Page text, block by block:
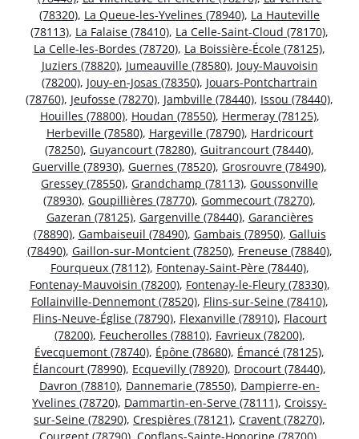
(78320), La Queue-les-Yvelines (78940), La Hauteville
(78113), La Falaise (78410), La Celle-Saint-Cloud (78170),
La Celle-les-Bordes (78720), La Boissière-École (78125),
Juziers (78820), Jumeauville (78580), Jouy-Mauvoisin
(78200), Jouy-en-Josas (78350), Jouars-Pontchartrain
(78760), Jeufosse (78270), Jambville (78440), Issou (78440),
Houilles (78800), Houdan (78550), Hermeray (78125),
Herbeville (78580), Hargeville (78790), Hardricourt
(78250), Guyancourt (78280), Guitrancourt (78440),
Guerville (78930), Guernes (78520), Grosrouvre (78490),
Gressey (78550), Grandchamp (78113), Goussonville
(78930), Goupillières (78770), Gommecourt (78270),
Gazeran (78125), Gargenville (78440), Garancières
(78890), Gambaiseuil (78490), Gambais (78950), Galluis
(78490), Gaillon-sur-Montcient (78250), Freneuse (78840),
Fourqueux (78112), Fontenay-Saint-Père (78440),
Fontenay-Mauvoisin (78200), Fontenay-le-Fleury (78330),
Follainville-Dennemont (78520), Flins-sur-Seine (78410),
Flins-Neuve-Église (78790), Flexanville (78910), Flacourt
(78200), Feucherolles (78810), Favrieux (78200),
Évecquemont (78740), Épône (78680), Émancé (78125),
Élancourt (78990), Ecquevilly (78920), Drocourt (78440),
Davron (78810), Dannemarie (78550), Dampierre-en-
Yvelines (78720), Dammartin-en-Serve (78111), Croissy-
sur-Seine (78290), Crespières (78121), Cravent (78270),